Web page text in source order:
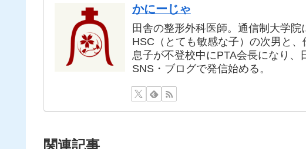
かにーじゃ
田舎の整形外科医師。通信制大学院
HSC（とても敏感な子）の次男と、
息子が不登校中にPTA会長になり、
SNS・ブログで発信始める。
関連記事